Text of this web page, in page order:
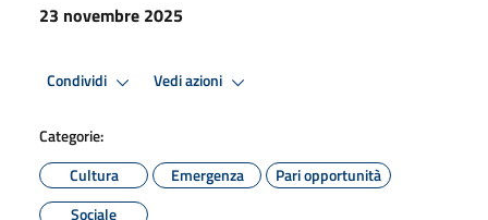
23 novembre 2025
Condividi Vedi azioni
Categorie:
Cultura
Emergenza
Pari opportunità
Sociale